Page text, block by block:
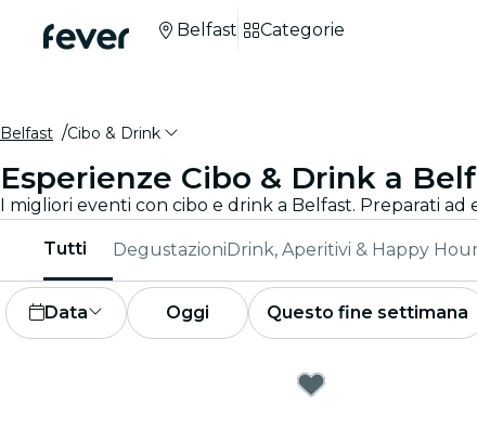
Belfast Categorie
Belfast Cibo & Drink
Esperienze Cibo & Drink a
I migliori eventi con cibo e drink a Belfast. Preparati
Tutti DegustazioniDrink, Aperitivi & Happy Hour
Data Oggi Questo fine settimana